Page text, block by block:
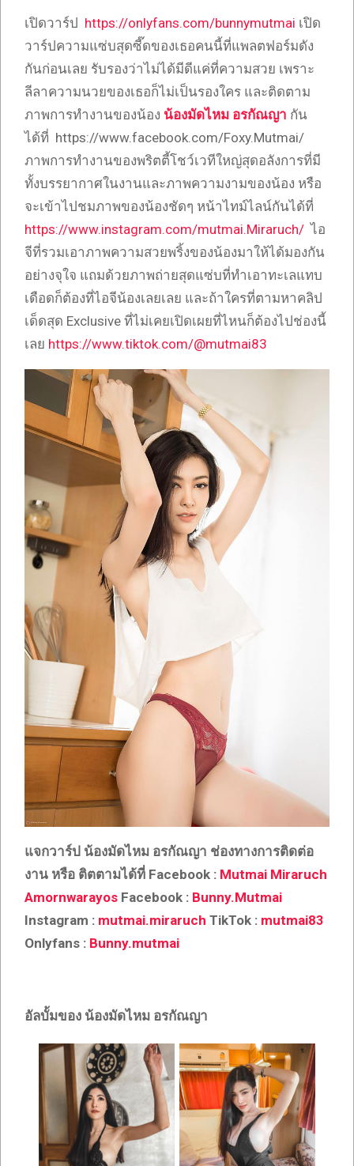
เปิดวาร์ป https://onlyfans.com/bunnymutmai เปิด
วาร์ปความแซ่บสุดซี๊ดของเธอคนนี้ที่แพลตฟอร์มดัง
กันก่อนเลย รับรองว่าไม่ได้มีดีแค่ที่ความสวย เพราะ
ลีลาความนวยของเธอก็ไม่เป็นรองใคร และติดตาม
ภาพการทำงานของน้อง น้องมัดไหม อรกัณญา กัน
ได้ที่ https://www.facebook.com/Foxy.Mutmai/
ภาพการทำงานของพริตตี้โชว์เวทีใหญ่สุดอลังการที่มี
ทั้งบรรยากาศในงานและภาพความงามของน้อง หรือ
จะเข้าไปชมภาพของน้องชัดๆ หน้าไทม์ไลน์กันได้ที่
https://www.instagram.com/mutmai.Miraruch/ ไอ
จีที่รวมเอาภาพความสวยพริ้งของน้องมาให้ได้มองกัน
อย่างจุใจ แถมด้วยภาพถ่ายสุดแซ่บที่ทำเอาทะเลแทบ
เดือดก็ต้องที่ไอจีน้องเลยเลย และถ้าใครที่ตามหาคลิป
เด็ดสุด Exclusive ที่ไม่เคยเปิดเผยที่ไหนก็ต้องไปช่องนี้
เลย https://www.tiktok.com/@mutmai83
แจกวาร์ป น้องมัดไหม อรกัณญา ช่องทางการติดต่อ
งาน หรือ ติตตามได้ที่ Facebook : Mutmai Miraruch
Amornwarayos Facebook : Bunny.Mutmai
Instagram : mutmai.miraruch TikTok : mutmai83
Onlyfans : Bunny.mutmai
อัลบั้มของ น้องมัดไหม อรกัณญา